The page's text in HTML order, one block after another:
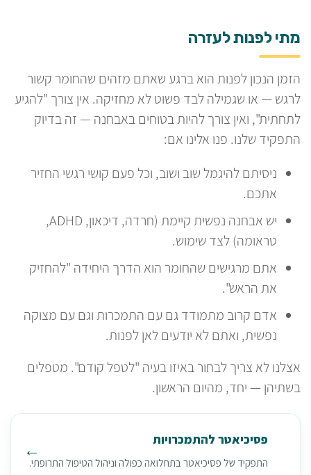
מתי לפנות לעזרה
הזמן הנכון לפנות הוא ברגע שאתם מזהים שהחומר קשור
לרגש — או שגמילה לבד פשוט לא מחזיקה. אין צורך "להגיע
לתחתית", ואין צורך להיות בטוחים באבחנה — זה בדיוק
התפקיד שלנו. פנו אלינו אם:
ניסיתם להיגמל שוב ושוב, וכל פעם קושי רגשי החזיר
אתכם.
יש אבחנה נפשית קיימת (חרדה, דיכאון, ADHD,
טראומה) לצד שימוש.
אתם מרגישים שהחומר הוא הדרך היחידה "להחזיק
את הראש".
אדם קרוב מתמודד גם עם התמכרות וגם עם מצוקה
נפשית, ואתם לא יודעים לאן לפנות.
אצלנו לא צריך לבחור באיזו בעיה "לטפל קודם". מטפלים
בשתיהן — יחד, מהיום הראשון.
פסיכיאטר להתמכרויות
התפקיד של פסיכיאטר בתחלואה כפולה וניהול הטיפול התרופתי.